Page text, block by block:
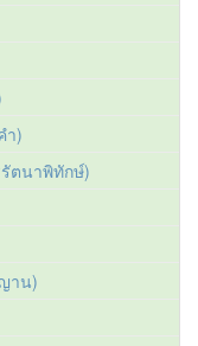
ำ)
ตนาพิทักษ์)
าน)